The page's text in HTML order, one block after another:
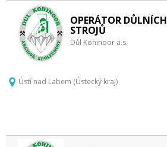
OPERÁTOR DŮLNÍCH
STROJŮ
Důl Kohinoor a.s.
Ústí nad Labem (Ústecký kraj)